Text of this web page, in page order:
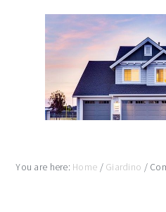
You are here: Home / Giardino /